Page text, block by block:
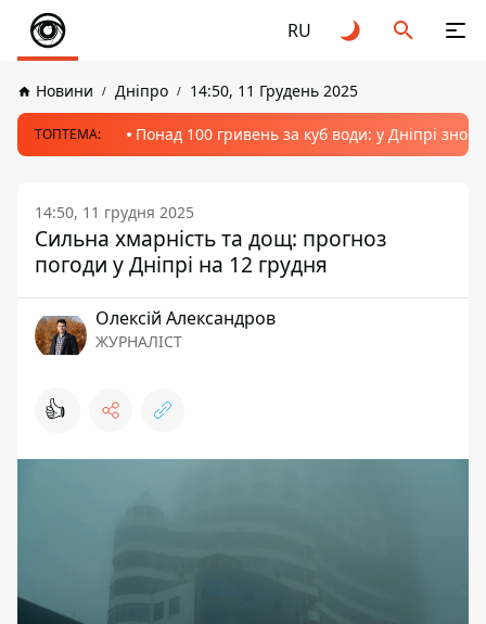
RU
Новини Дніпро 14:50, 11 Грудень 2025
ТОПТЕМА: Понад 100 гривень за куб води: у Дніпрі
14:50, 11 грудня 2025
Сильна хмарність та дощ: прогноз
погоди у Дніпрі на 12 грудня
Олексій Александров
ЖУРНАЛІСТ
👍